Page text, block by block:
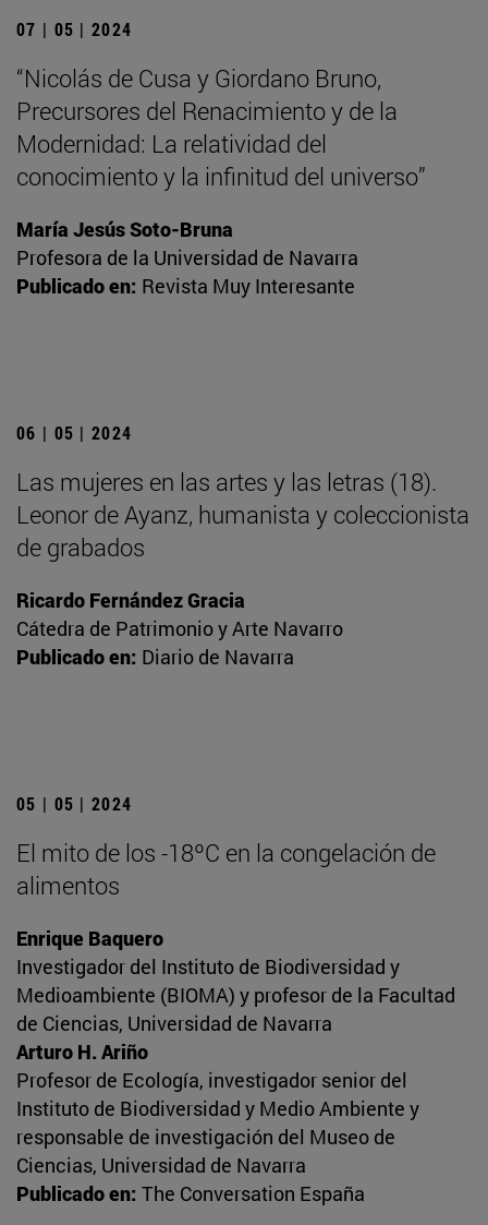
07 | 05 | 2024
“Nicolás de Cusa y Giordano Bruno,
Precursores del Renacimiento y de la
Modernidad: La relatividad del
conocimiento y la infinitud del universo”
María Jesús Soto-Bruna
Profesora de la Universidad de Navarra
Publicado en: Revista Muy Interesante
06 | 05 | 2024
Las mujeres en las artes y las letras (18).
Leonor de Ayanz, humanista y coleccionista
de grabados
Ricardo Fernández Gracia
Cátedra de Patrimonio y Arte Navarro
Publicado en: Diario de Navarra
05 | 05 | 2024
El mito de los -18ºC en la congelación de
alimentos
Enrique Baquero
Investigador del Instituto de Biodiversidad y
Medioambiente (BIOMA) y profesor de la Facultad
de Ciencias, Universidad de Navarra
Arturo H. Ariño
Profesor de Ecología, investigador senior del
Instituto de Biodiversidad y Medio Ambiente y
responsable de investigación del Museo de
Ciencias, Universidad de Navarra
Publicado en: The Conversation España